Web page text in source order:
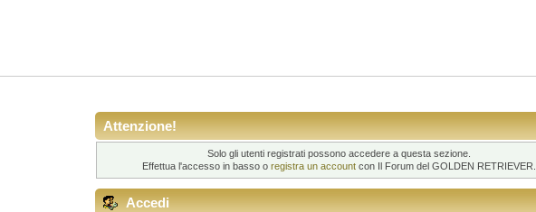
Attenzione!
Solo gli utenti registrati possono accedere a questa sezione.
Effettua l'accesso in basso oregistra un account con Il Forum del GOLDEN RETRIEVER.
Accedi